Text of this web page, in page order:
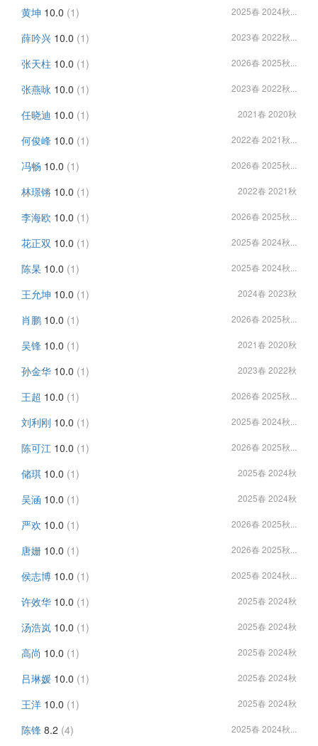
黄坤 10.0 (1) 2025春 2024秋...
薛吟兴 10.0 (1) 2023春 2022秋...
张天柱 10.0 (1) 2026春 2025秋...
张燕咏 10.0 (1) 2023春 2022秋...
任晓迪 10.0 (1) 2021春 2020秋
何俊峰 10.0 (1) 2022春 2021秋...
冯畅 10.0 (1) 2026春 2025秋...
林璟锵 10.0 (1) 2022春 2021秋
李海欧 10.0 (1) 2026春 2025秋...
花正双 10.0 (1) 2025春 2024秋...
陈杲 10.0 (1) 2025春 2024秋...
王允坤 10.0 (1) 2024春 2023秋
肖鹏 10.0 (1) 2026春 2025秋...
吴锋 10.0 (1) 2021春 2020秋
孙金华 10.0 (1) 2023春 2022秋
王超 10.0 (1) 2026春 2025秋...
刘利刚 10.0 (1) 2025春 2024秋...
陈可江 10.0 (1) 2026春 2025秋...
储琪 10.0 (1) 2025春 2024秋
吴涵 10.0 (1) 2025春 2024秋
严欢 10.0 (1) 2026春 2025秋...
唐姗 10.0 (1) 2026春 2025秋...
侯志博 10.0 (1) 2025春 2024秋...
许效华 10.0 (1) 2025春 2024秋
汤浩岚 10.0 (1) 2025春 2024秋
高尚 10.0 (1) 2025春 2024秋
吕琳媛 10.0 (1) 2025春 2024秋
王洋 10.0 (1) 2025春 2024秋
陈锋 8.2 (4) 2025春 2024秋...